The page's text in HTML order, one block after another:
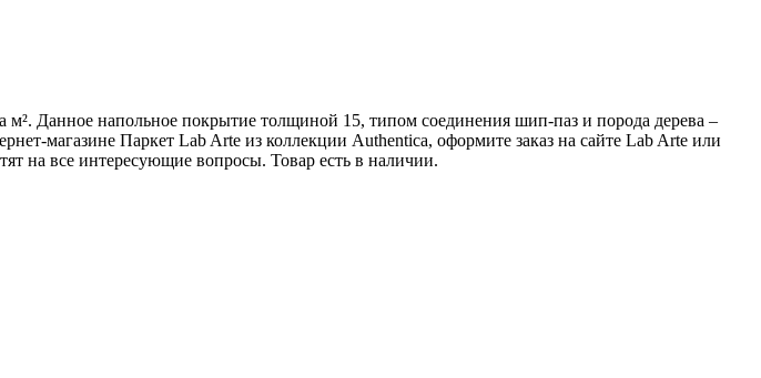
Данное напольное покрытие толщиной 15, типом соединения шип-паз и порода дерева –
магазине Паркет Lab Arte из коллекции Authentica, оформите заказ на сайте Lab Arte или
на все интересующие вопросы. Товар есть в наличии.